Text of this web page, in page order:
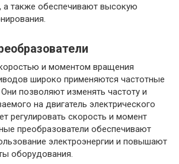
также обеспечивают высокую
и моментом вращения
широко применяются частотные
позволяют изменять частоту и
на двигатель электрического
регулировать скорость и момент
преобразователи обеспечивают
электроэнергии и повышают
оборудования.